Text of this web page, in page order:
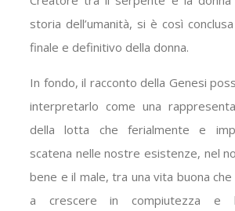
storia dell’umanità, si è così
finale e definitivo della donna.
In fondo, il racconto della Genesi
interpretarlo come una
della lotta che ferialmente e
scatena nelle nostre esistenze, nel
bene e il male, tra una vita buona
a crescere in compiutezza e